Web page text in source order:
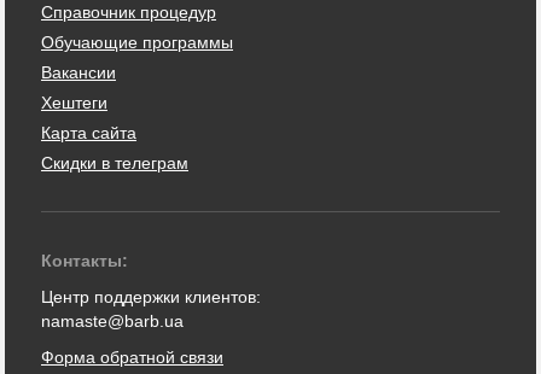
Справочник процедур
Обучающие программы
Вакансии
Хештеги
Карта сайта
Скидки в телеграм
Контакты:
Центр поддержки клиентов:
namaste@barb.ua
Форма обратной связи